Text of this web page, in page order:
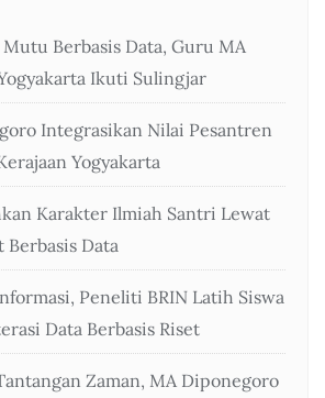
Berbasis Data, Guru MA
Ikuti Sulingjar
Integrasikan Nilai Pesantren
Yogyakarta
Karakter Ilmiah Santri Lewat
Berbasis Data
Peneliti BRIN Latih Siswa
Data Berbasis Riset
Zaman, MA Diponegoro